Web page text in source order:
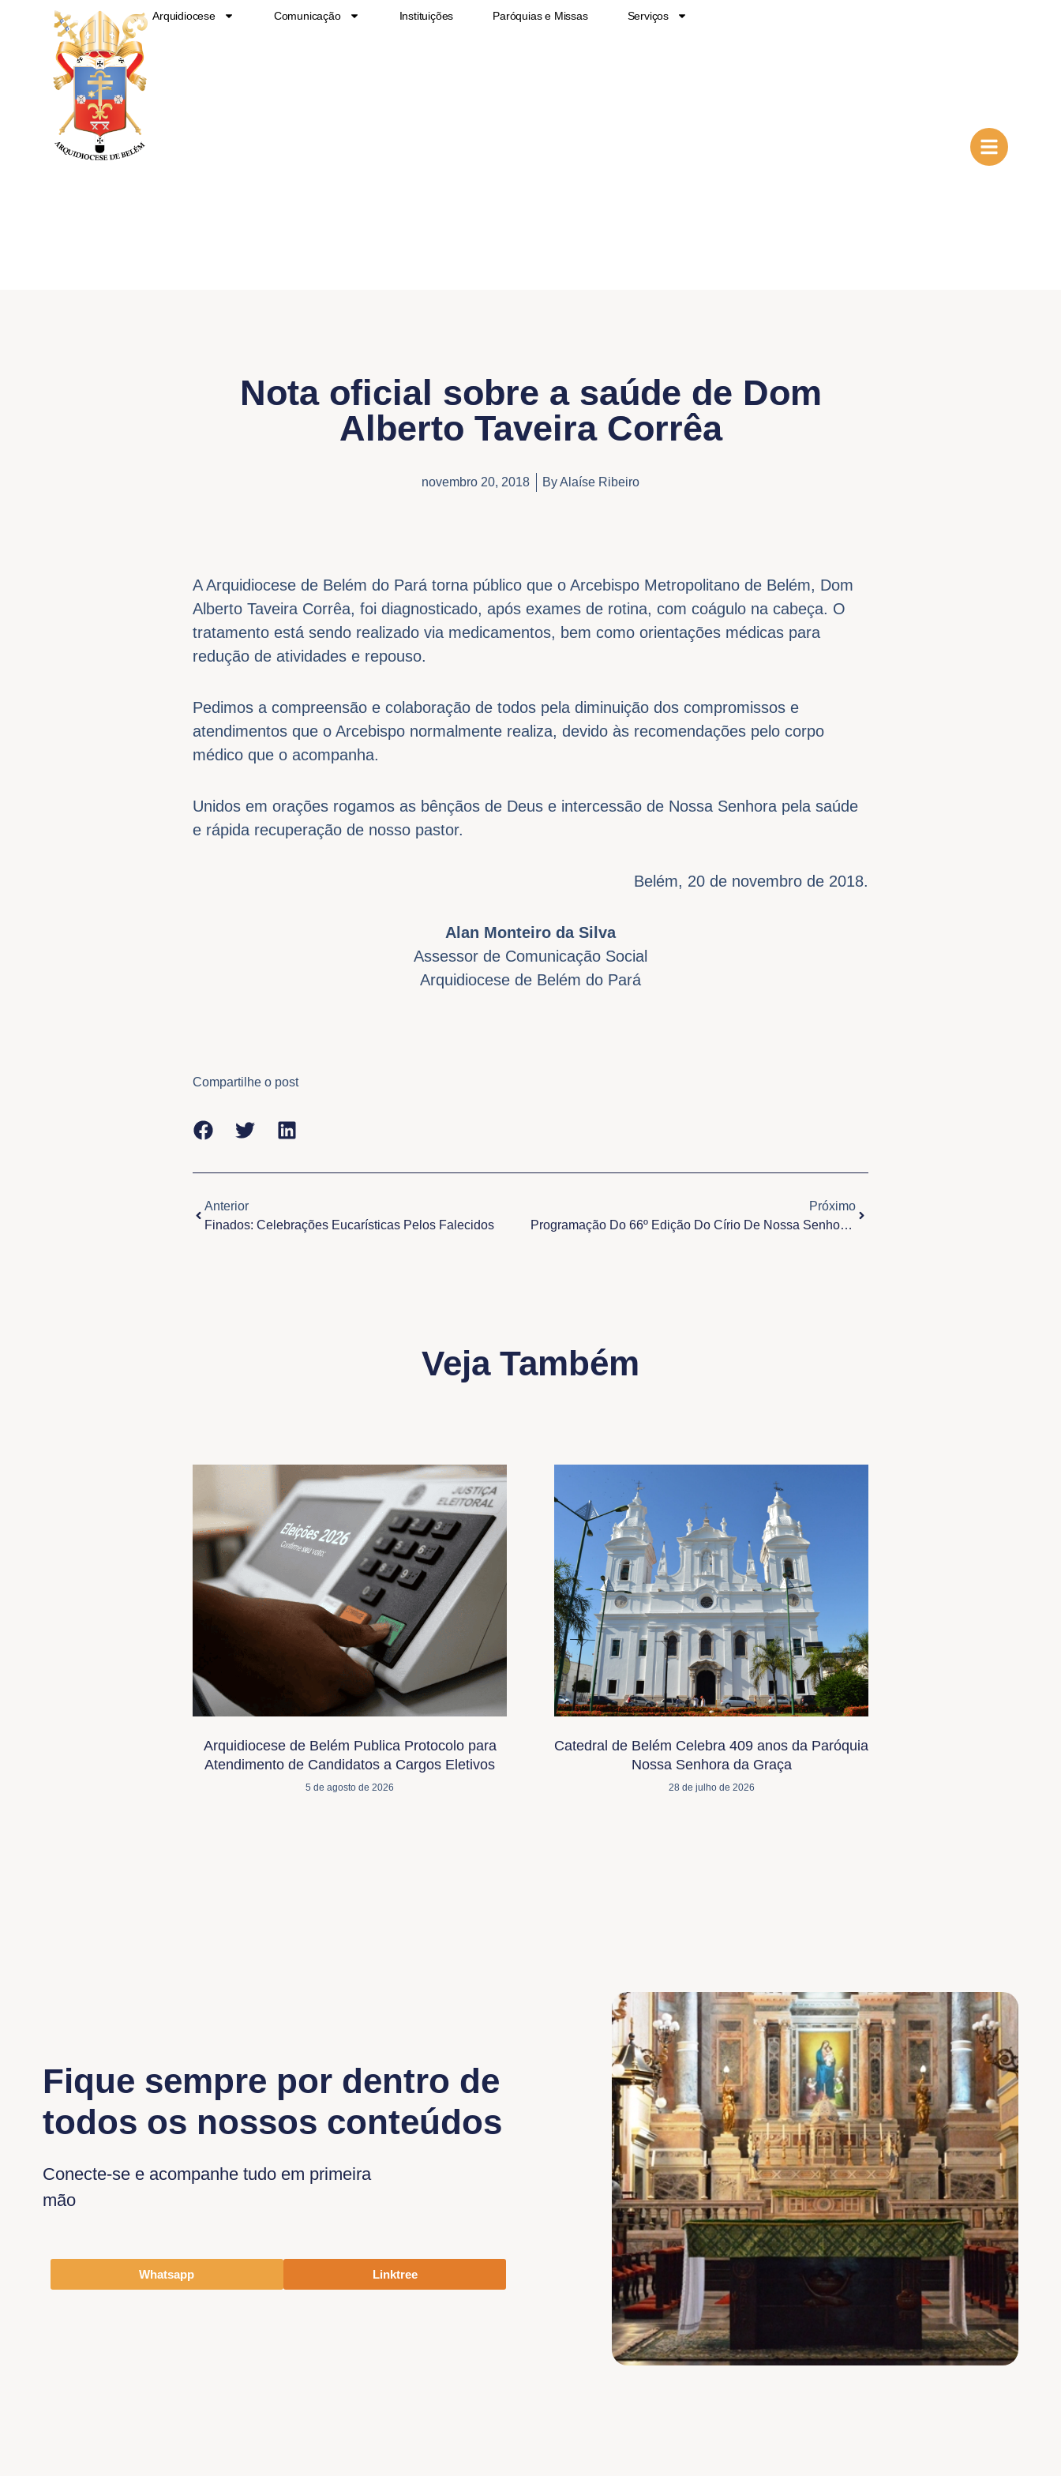
Arquidiocese Comunicação Instituições Paróquias e Missas Serviços
Nota oficial sobre a saúde de Dom
Alberto Taveira Corrêa
novembro 20, 2018 ByAlaíse Ribeiro
A Arquidiocese de Belém do Pará torna público que o Arcebispo Metropolitano de Belém, Dom
Alberto Taveira Corrêa, foi diagnosticado, após exames de rotina, com coágulo na cabeça. O
tratamento está sendo realizado via medicamentos, bem como orientações médicas para
redução de atividades e repouso.
Pedimos a compreensão e colaboração de todos pela diminuição dos compromissos e
atendimentos que o Arcebispo normalmente realiza, devido às recomendações pelo corpo
médico que o acompanha.
Unidos em orações rogamos as bênçãos de Deus e intercessão de Nossa Senhora pela saúde
e rápida recuperação de nosso pastor.
Belém, 20 de novembro de 2018.
Alan Monteiro da Silva
Assessor de Comunicação Social
Arquidiocese de Belém do Pará
Compartilhe o post
Anterior
Finados: Celebrações Eucarísticas Pelos Falecidos
Próximo
Programação Do 66º Edição Do Círio De Nossa Senhora Das Graças – Icoaraci
Veja Também
Arquidiocese de Belém Publica Protocolo para
Atendimento de Candidatos a Cargos Eletivos
5 de agosto de 2026
Catedral de Belém Celebra 409 anos da Paróquia
Nossa Senhora da Graça
28 de julho de 2026
Fique sempre por dentro de
todos os nossos conteúdos
Conecte-se e acompanhe tudo em primeira
mão
Whatsapp Linktree